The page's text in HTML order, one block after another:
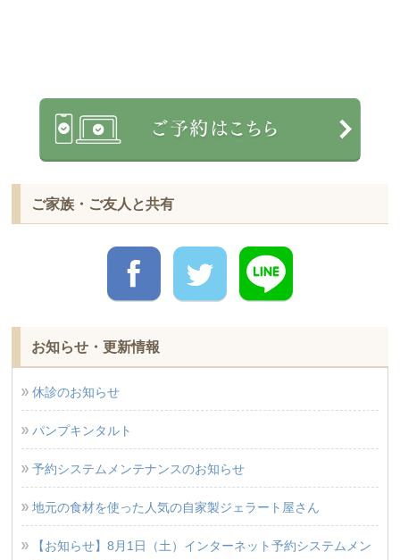
ご家族・ご友人と共有
お知らせ・更新情報
休診のお知らせ
パンプキンタルト
予約システムメンテナンスのお知らせ
地元の食材を使った人気の自家製ジェラート屋さん
【お知らせ】8月1日（土）インターネット予約システムメン